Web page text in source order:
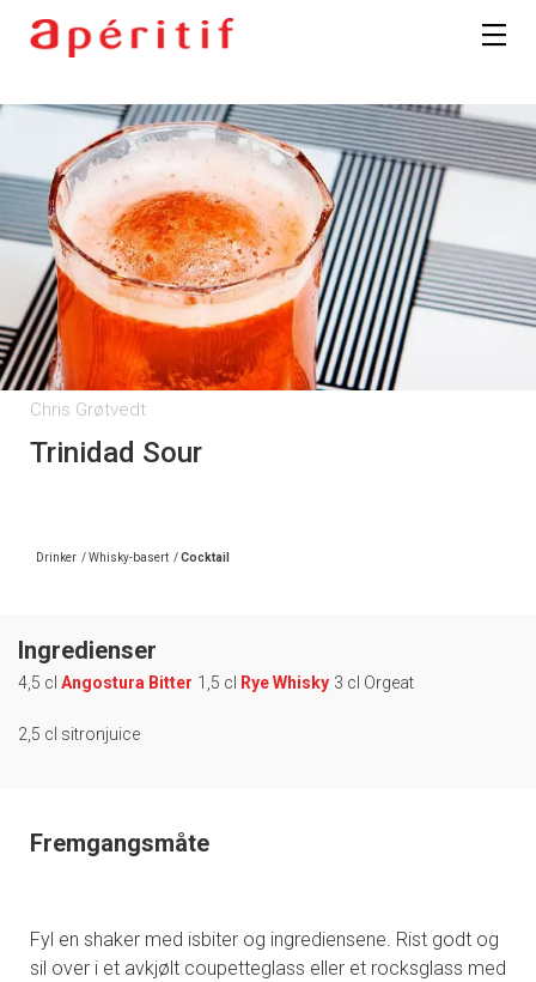
Registrer deg
Chris Grøtvedt
Trinidad Sour
Drinker /Whisky-basert /Cocktail
Ingredienser
4,5 cl Angostura Bitter 1,5 cl Rye Whisky 3 cl Orgeat
2,5 cl sitronjuice
Fremgangsmåte
Fyl en shaker med isbiter og ingrediensene. Rist godt og
sil over i et avkjølt coupetteglass eller et rocksglass med